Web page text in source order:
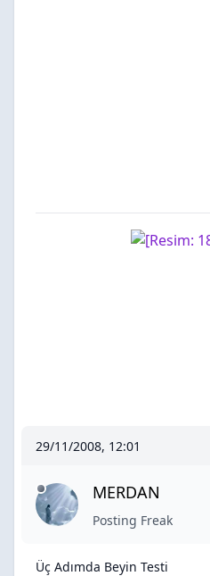
29/11/2008, 12:01
MERDAN
Posting Freak
Üç Adımda Beyin Testi